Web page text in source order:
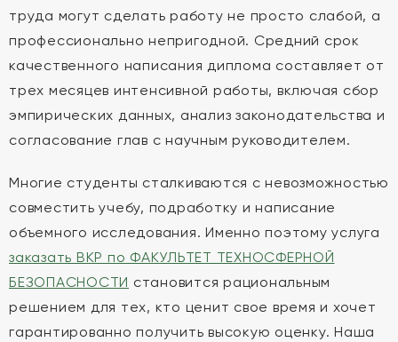
труда могут сделать работу не просто слабой, а
профессионально непригодной. Средний срок
качественного написания диплома составляет от
трех месяцев интенсивной работы, включая сбор
эмпирических данных, анализ законодательства и
согласование глав с научным руководителем.
Многие студенты сталкиваются с невозможностью
совместить учебу, подработку и написание
объемного исследования. Именно поэтому услуга
заказать ВКР по ФАКУЛЬТЕТ ТЕХНОСФЕРНОЙ
БЕЗОПАСНОСТИ становится рациональным
решением для тех, кто ценит свое время и хочет
гарантированно получить высокую оценку. Наша